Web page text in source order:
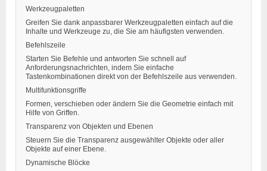
Werkzeugpaletten
Greifen Sie dank anpassbarer Werkzeugpaletten einfach auf die
Inhalte und Werkzeuge zu, die Sie am häufigsten verwenden.
Befehlszeile
Starten Sie Befehle und antworten Sie schnell auf
Anforderungsnachrichten, indem Sie einfache
Tastenkombinationen direkt von der Befehlszeile aus verwenden.
Multifunktionsgriffe
Formen, verschieben oder ändern Sie die Geometrie einfach mit
Hilfe von Griffen.
Transparenz von Objekten und Ebenen
Steuern Sie die Transparenz ausgewählter Objekte oder aller
Objekte auf einer Ebene.
Dynamische Blöcke